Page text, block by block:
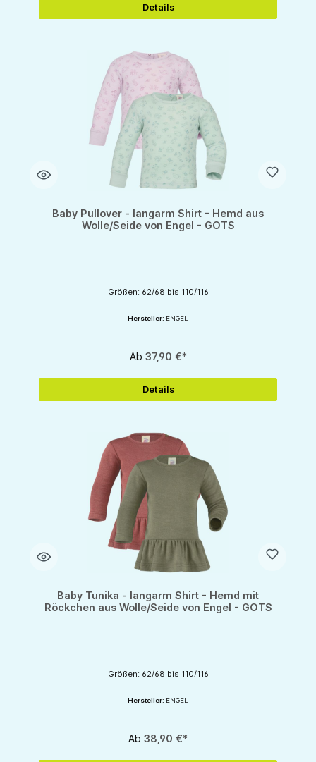
Details
Baby Pullover - langarm Shirt - Hemd aus
Wolle/Seide von Engel - GOTS
Größen: 62/68 bis 110/116
Hersteller: ENGEL
Ab 37,90 €*
Details
Baby Tunika - langarm Shirt - Hemd mit
Röckchen aus Wolle/Seide von Engel - GOTS
Größen: 62/68 bis 110/116
Hersteller: ENGEL
Ab 38,90 €*